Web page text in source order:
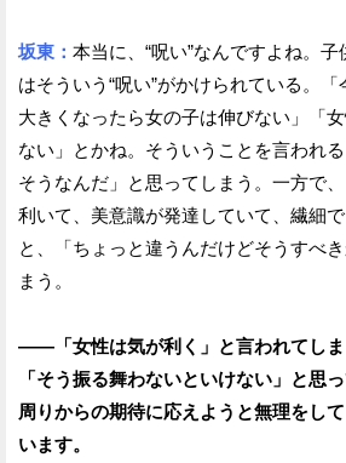
坂東： 本当に、“呪い”なんですよね。
はそういう“呪い”がかけられている。「
大きくなったら女の子は伸びない」「
ない」とかね。そういうことを言われる
そうなんだ」と思ってしまう。一方で
利いて、美意識が発達していて、繊細
と、「ちょっと違うんだけどそうすべ
まう。
——「女性は気が利く」と言われてし
「そう振る舞わないといけない」と思
周りからの期待に応えようと無理をし
います。